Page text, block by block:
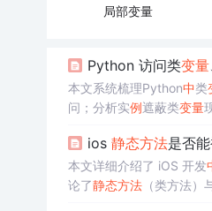
局部变量
Python 访问类变量
本文系统梳理Python中类
问；分析实例遮蔽类变量
ios 静态方法是否
本文详细介绍了 iOS 开发
论了静态方法（类方法）